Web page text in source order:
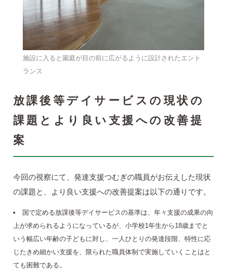
施設に入ると園庭が目の前に広がるように設計されたエント
ランス
放課後等デイサービスの現状の
課題とより良い支援への改善提
案
今回の視察にて、発達支援つむぎの職員がお伝えした現状
の課題と、より良い支援への改善提案は以下の通りです。
国で定める放課後等デイサービスの基準は、年々支援の成果の向
上が求められるようになっているが、小学校1年生から18歳までと
いう幅広い年齢の子どもに対し、一人ひとりの発達段階、特性に応
じたきめ細かい支援を、限られた職員体制で実施していくことはと
ても困難である。